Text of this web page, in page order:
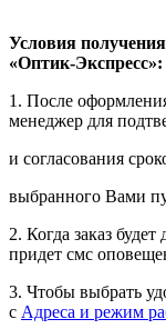
Условия
«Оптик-Экспресс»:
1. После
менеджер для
и согласования
выбранного Вами
2. Когда заказ
придет смс
3. Чтобы выбрать
с Адреса и режим